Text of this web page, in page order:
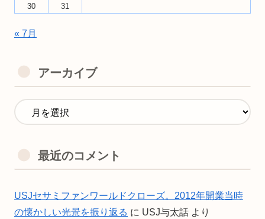
30
31
« 7月
アーカイブ
最近のコメント
USJセサミファンワールドクローズ。2012年開業当時
の懐かしい光景を振り返る に USJ与太話 より